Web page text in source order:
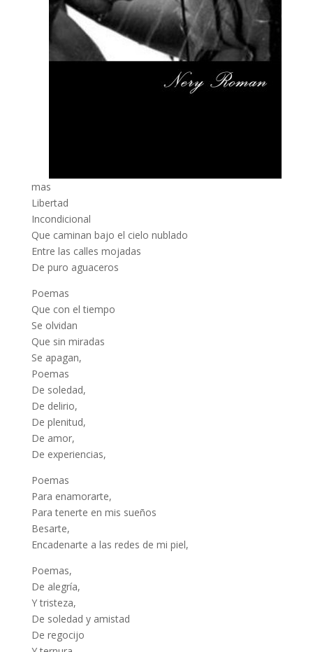
mas
Libertad
Incondicional
Que caminan bajo el cielo nublado
Entre las calles mojadas
De puro aguaceros
Poemas
Que con el tiempo
Se olvidan
Que sin miradas
Se apagan,
Poemas
De soledad,
De delirio,
De plenitud,
De amor,
De experiencias,
Poemas
Para enamorarte,
Para tenerte en mis sueños
Besarte,
Encadenarte a las redes de mi piel,
Poemas,
De alegría,
Y tristeza,
De soledad y amistad
De regocijo